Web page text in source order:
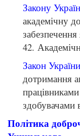
Закону
академічну
забезпечення
42.
Закон
дотримання
працівниками
здобувачами
Політика